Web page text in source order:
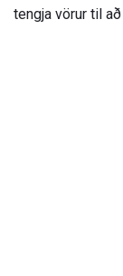
tengja vörur til